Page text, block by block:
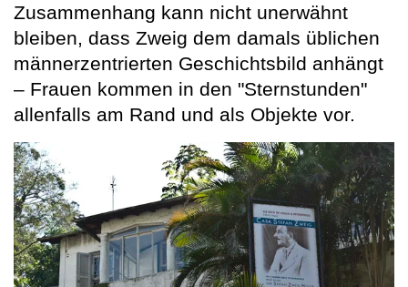
Zusammenhang kann nicht unerwähnt
bleiben, dass Zweig dem damals üblichen
männerzentrierten Geschichtsbild anhängt
– Frauen kommen in den "Sternstunden"
allenfalls am Rand und als Objekte vor.